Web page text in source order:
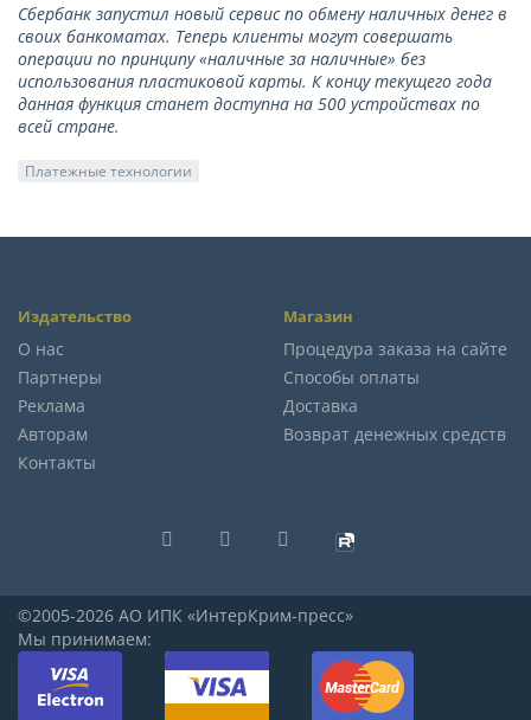
Сбербанк запустил новый сервис по обмену наличных денег в
своих банкоматах. Теперь клиенты могут совершать
операции по принципу «наличные за наличные» без
использования пластиковой карты. К концу текущего года
данная функция станет доступна на 500 устройствах по
всей стране.
Платежные технологии
Издательство
О нас
Партнеры
Реклама
Авторам
Контакты
Магазин
Процедура заказа на сайте
Способы оплаты
Доставка
Возврат денежных средств
©2005-2026 АО ИПК «ИнтерКрим-пресс»
Мы принимаем: